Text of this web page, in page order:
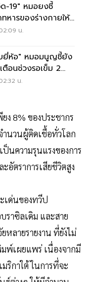
-19" หมอยงชี้
หารของร่างกายให้
น.
ยี่ห้อ" หมอมนูญชี้ยัง
ตือนช่วงรอเข็ม 2
น.
ง 8% ของประชากร
ำนวนผู้ติดเชื้อทั่วโลก
นความรุนแรงของการ
อัตราการเสียชีวิตสูง
เด่นของทวีป
ราซิลเดิม และสาย
หลายรายงาน ที่ยังไม่
พ์เผยแพร่ เนื่องจากมี
ริกาใต้ ในการที่จะ